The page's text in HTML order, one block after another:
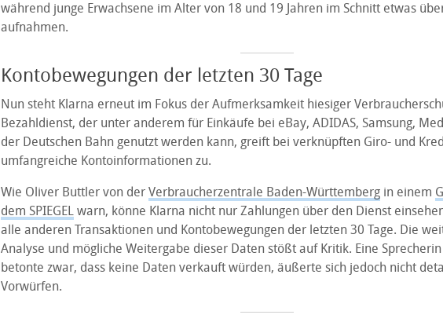
während junge Erwachsene im Alter von 18 und 19 Jahren im Schnitt etwas
aufnahmen.
Kontobewegungen der letzten 30 Tage
Nun steht Klarna erneut im Fokus der Aufmerksamkeit hiesiger
Bezahldienst, der unter anderem für Einkäufe bei eBay, ADIDAS, Samsung,
der Deutschen Bahn genutzt werden kann, greift bei verknüpften Giro- und
umfangreiche Kontoinformationen zu.
Wie Oliver Buttler von der Verbraucherzentrale Baden-Württembergin einem
dem SPIEGELwarn, könne Klarna nicht nur Zahlungen über den Dienst
alle anderen Transaktionen und Kontobewegungen der letzten 30 Tage. Die
Analyse und mögliche Weitergabe dieser Daten stößt auf Kritik. Eine
betonte zwar, dass keine Daten verkauft würden, äußerte sich jedoch nicht
Vorwürfen.